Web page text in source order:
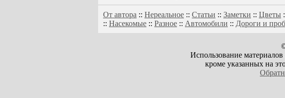
От автора :: Нереальное :: Статьи :: Заметки :: Цветы
:: Насекомые :: Разное :: Автомобили :: Дороги и
Использование
кроме указанных на